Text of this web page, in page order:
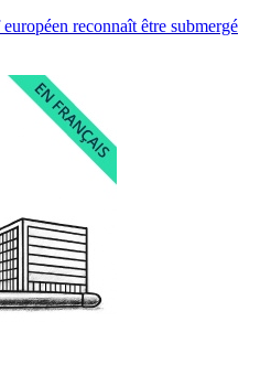
reconnaît être submergé